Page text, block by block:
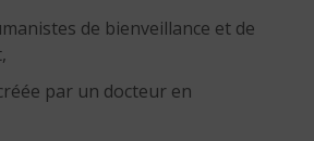
de bienveillance et de
par un docteur en